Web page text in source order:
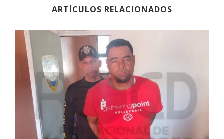
ARTÍCULOS RELACIONADOS